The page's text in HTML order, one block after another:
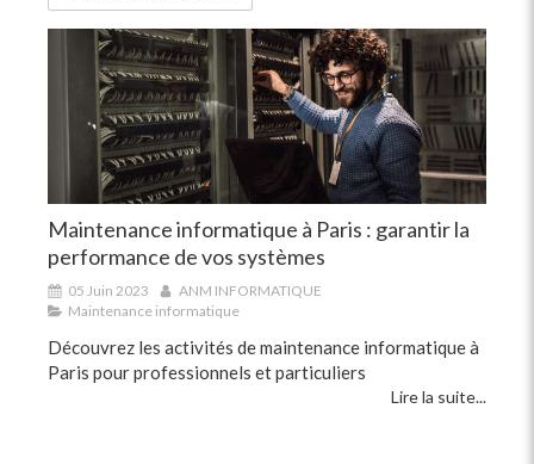
Maintenance informatique à Paris : garantir la
performance de vos systèmes
05 Juin 2023
ANM INFORMATIQUE
Maintenance informatique
Découvrez les activités de maintenance informatique à
Paris pour professionnels et particuliers
Lire la suite...